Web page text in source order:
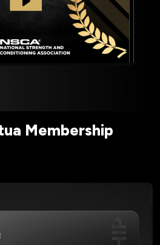
Membership